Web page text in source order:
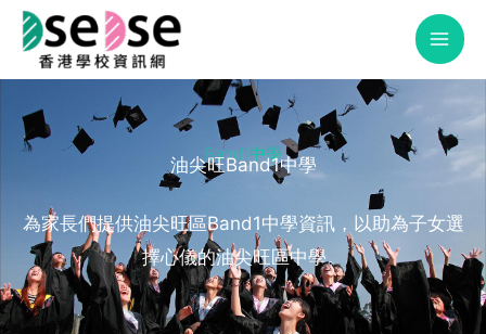
Skip
content
Band1中學​
油尖旺Band1中學
為家長們提供油尖旺區Band1中學資訊，以助為子女選
擇心儀的油尖旺區中學。